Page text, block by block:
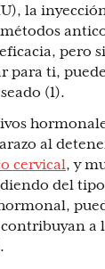
la
pero
para ti,
(1).
al
cervical, y
del
a